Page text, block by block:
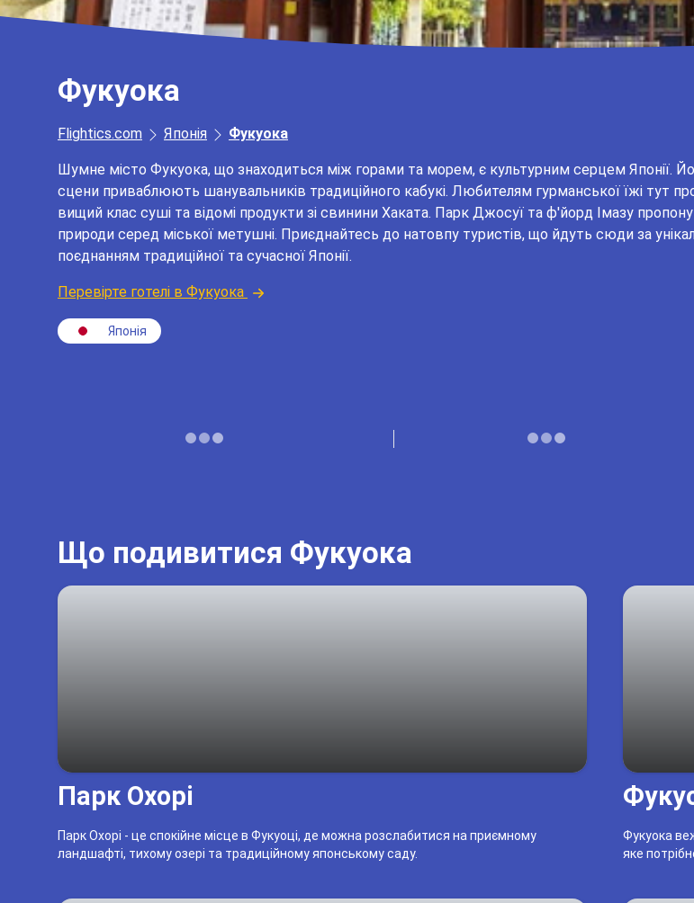
Фукуока
Flightics.com Японія Фукуока
Шумне місто Фукуока, що знаходиться між горами та морем, є культурним серцем Японії.
сцени приваблюють шанувальників традиційного кабукі. Любителям гурманської їжі тут
вищий клас суші та відомі продукти зі свинини Хаката. Парк Джосуї та ф'йорд Імазу
природи серед міської метушні. Приєднайтесь до натовпу туристів, що йдуть сюди за
поєднанням традиційної та сучасної Японії.
Перевірте готелі в Фукуока
Японія
Що подивитися Фукуока
Парк Охорі
Парк Охорі - це спокійне місце в Фукуоці, де можна розслабитися на приємному
ландшафті, тихому озері та традиційному японському саду.
Фукуока
яке